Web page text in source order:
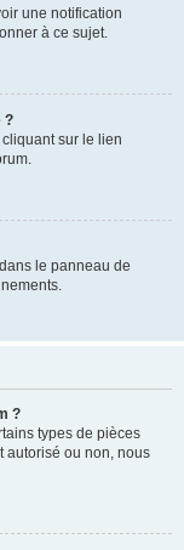
une notification
à ce sujet.
?
sur le lien
le panneau de
?
types de pièces
autorisé ou non, nous